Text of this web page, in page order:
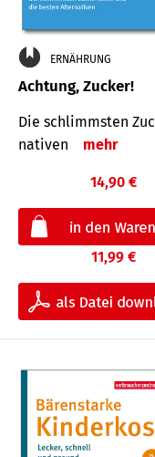
ERNÄHRUNG
Achtung, Zucker!
Die schlimmsten
nativen
mehr
14,90 €
11,99 €